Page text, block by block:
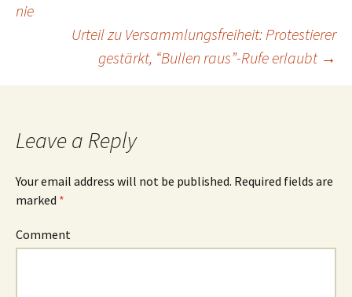
Post
navigation
nie
Urteil zu Versammlungsfreiheit: Protestierer
gestärkt, “Bullen raus”-Rufe erlaubt →
Leave a Reply
Your email address will not be published. Required fields are
marked *
Comment